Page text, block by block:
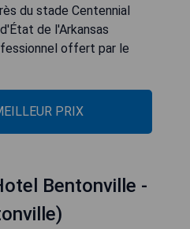
du stade Centennial
de l'Arkansas
offert par le
PRIX
Bentonville -